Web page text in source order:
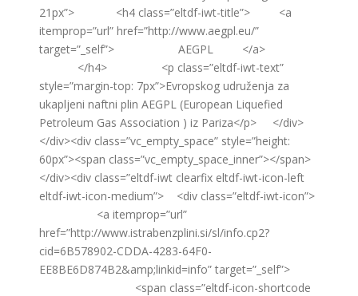
21px”> <h4 class=”eltdf-iwt-title”> <a
itemprop=”url” href=”http://www.aegpl.eu/”
target=”_self”> AEGPL </a>
</h4> <p class=”eltdf-iwt-text”
style=”margin-top: 7px”>Evropskog udruženja za
ukapljeni naftni plin AEGPL (European Liquefied
Petroleum Gas Association ) iz Pariza</p> </div>
</div><div class=”vc_empty_space” style=”height:
60px”><span class=”vc_empty_space_inner”></span>
</div><div class=”eltdf-iwt clearfix eltdf-iwt-icon-left
eltdf-iwt-icon-medium”> <div class=”eltdf-iwt-icon”>
<a itemprop=”url”
href=”http://www.istrabenzplini.si/sl/info.cp2?
cid=6B578902-CDDA-4283-64F0-
EE8BE6D874B2&amp;linkid=info” target=”_self”>
<span class=”eltdf-icon-shortcode